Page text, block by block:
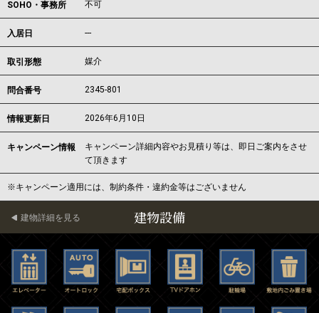
SOHO・事務所 不可
入居日 ---
取引形態 媒介
問合番号 2345-801
情報更新日 2026年6月10日
キャンペーン情報
キャンペーン詳細内容やお見積り等は、即日ご案内をさせ
て頂きます
※キャンペーン適用には、制約条件・違約金等はございません
建物設備
建物詳細を見る